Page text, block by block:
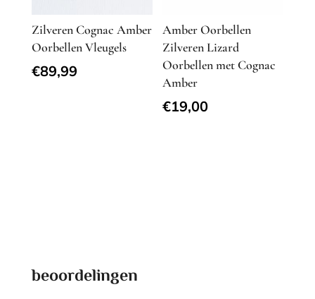
Zilveren Cognac Amber
Oorbellen Vleugels
€89,99
Amber Oorbellen
Zilveren Lizard
Oorbellen met Cognac
Amber
€19,00
beoordelingen